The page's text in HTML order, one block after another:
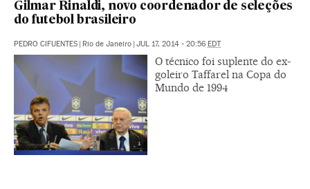
Gilmar Rinaldi, novo coordenador de seleções
do futebol brasileiro
PEDRO CIFUENTES Rio de Janeiro JUL 17, 2014 - 20:56 EDT
O técnico foi suplente do ex-
goleiro Taffarel na Copa do
Mundo de 1994